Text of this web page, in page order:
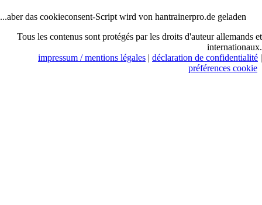
...aber das cookieconsent-Script wird von hantrainerpro.de geladen
Tous les contenus sont protégés par les droits d'auteur allemands et
internationaux.
impressum / mentions légales | déclaration de confidentialité |
préférences cookie